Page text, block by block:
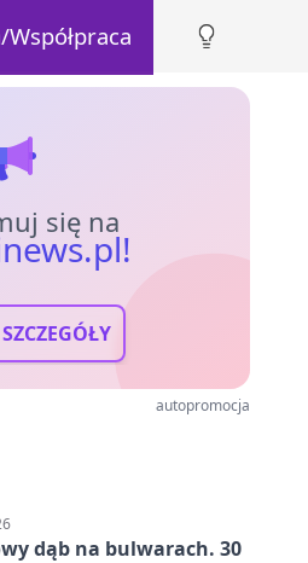
się na
autopromocja
dąb na bulwarach. 30